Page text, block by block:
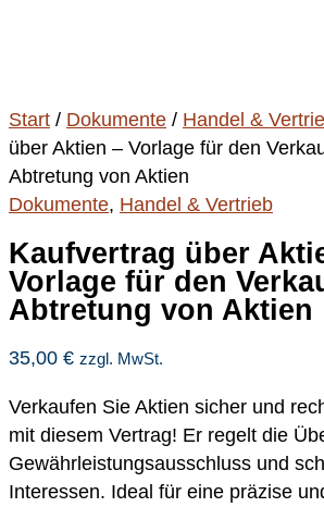
Start / Dokumente / Handel &
über Aktien – Vorlage für den
Abtretung von Aktien
Dokumente, Handel & Vertrieb
Kaufvertrag über
Vorlage für den
Abtretung von Aktien
35,00 € zzgl. MwSt.
Verkaufen Sie Aktien sicher und
mit diesem Vertrag! Er regelt die
Gewährleistungsausschluss und
Interessen. Ideal für eine präzise